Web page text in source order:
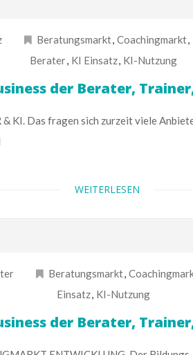
Beratungsmarkt, Coachingmarkt,
Berater, KI Einsatz, KI-Nutzung
der Berater,
& KI. Das fragen sich zurzeit viele
WEITERLESEN
Beratungsmarkt,
Einsatz, KI-Nutzung
der Berater,